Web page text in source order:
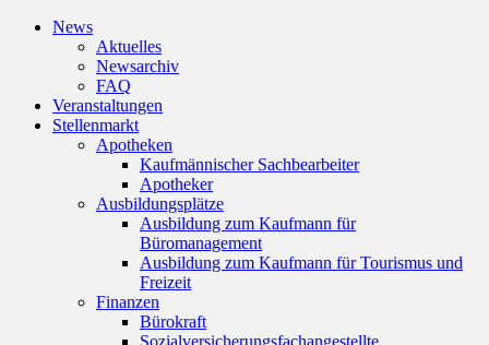
News
Aktuelles
Newsarchiv
FAQ
Veranstaltungen
Stellenmarkt
Apotheken
Kaufmännischer Sachbearbeiter
Apotheker
Ausbildungsplätze
Ausbildung zum Kaufmann für
Büromanagement
Ausbildung zum Kaufmann für Tourismus und
Freizeit
Finanzen
Bürokraft
Sozialversicherungsfachangestellte